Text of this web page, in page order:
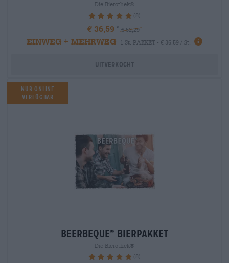
Die Bierothek®
100% (8)
€ 36,59 € 52,29
EINWEG + MEHRWEG 1 St. PAKKET - € 36,59 / St.
Uitverkocht
Nur Online
verfügbar
beerbeque® Bierpakket
Die Bierothek®
97.5% (8)